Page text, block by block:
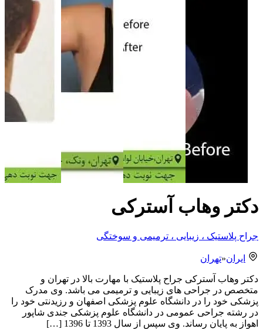
دکتر وهاب آسترکی
جراح پلاستیک ، زیبایی ، ترمیمی و سوختگی
ایران«تهران
دکتر وهاب آسترکی جراح پلاستیک با مهارت بالا در تهران و
متخصص در جراحی های زیبایی و ترمیمی می باشد. وی مدرک
پزشکی خود را در دانشگاه علوم پزشکی اصفهان و رزیدنتی خود را
در رشته جراحی عمومی در دانشگاه علوم پزشکی جندی شاپور
اهواز به پایان رساند. وی سپس از سال 1393 تا 1396 […]